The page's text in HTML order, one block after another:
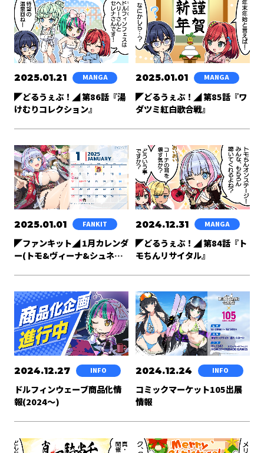
2025.01.21 MANGA
◤どるうぇぶ！◢ 第86話『湯
けむりコレクション』
2025.01.01 MANGA
◤どるうぇぶ！◢ 第85話『ワ
ダツミ紅白歌合戦』
2025.01.01 FANKIT
◤ファンキット◢ 1月カレンダ
ー(トモ&ヴィーナ&シュネー)
2024.12.31 MANGA
◤どるうぇぶ！◢ 第84話『ト
モちんリサイタル』
2024.12.27 INFO
ドルフィンウェーブ商品化情
報(2024～)
2024.12.24 INFO
コミックマーケット105出展
情報